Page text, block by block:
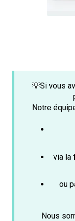
💡Si vous
Notre
via la
ou
Nous